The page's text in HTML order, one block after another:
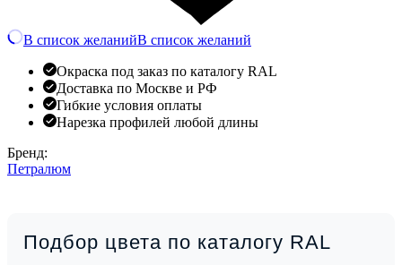
В список желанийВ список желаний
Окраска под заказ по каталогу RAL
Доставка по Москве и РФ
Гибкие условия оплаты
Нарезка профилей любой длины
Бренд:
Петралюм
Подбор цвета по каталогу RAL